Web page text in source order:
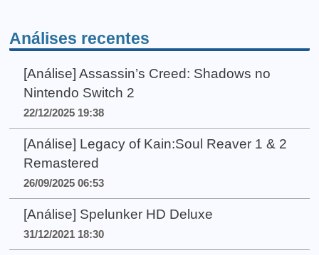
Análises recentes
[Análise] Assassin’s Creed: Shadows no
Nintendo Switch 2
22/12/2025 19:38
[Análise] Legacy of Kain:Soul Reaver 1 & 2
Remastered
26/09/2025 06:53
[Análise] Spelunker HD Deluxe
31/12/2021 18:30